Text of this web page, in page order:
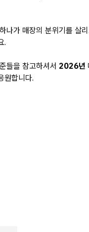
하나가 매장의 분위기를 살
.
들을 참고하셔서 2026년
원합니다.